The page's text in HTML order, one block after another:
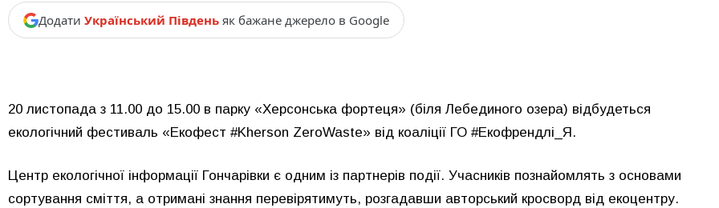
Додати Український Південь як бажане джерело в Google
20 листопада з 11.00 до 15.00 в парку «Херсонська фортеця» (біля Лебединого озера) відбудеться
екологічний фестиваль «Екофест #Kherson ZeroWaste» від коаліції ГО #Екофрендлі_Я.
Центр екологічної інформації Гончарівки є одним із партнерів події. Учасників познайомлять з основами
сортування сміття, а отримані знання перевірятимуть, розгадавши авторський кросворд від екоцентру.